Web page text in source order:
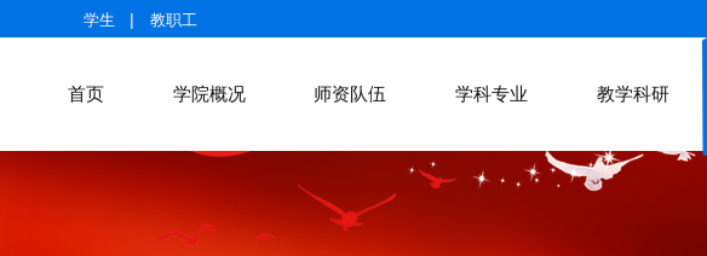
学生 | 教职工
首页 学院概况 师资队伍 学科专业 教学科研